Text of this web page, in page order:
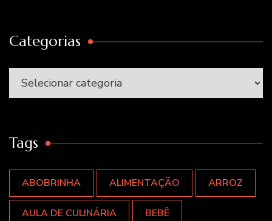
Categorias
Categorias
Tags
ABOBRINHA ALIMENTAÇÃO ARROZ
AULA DE CULINÁRIA BEBÊ